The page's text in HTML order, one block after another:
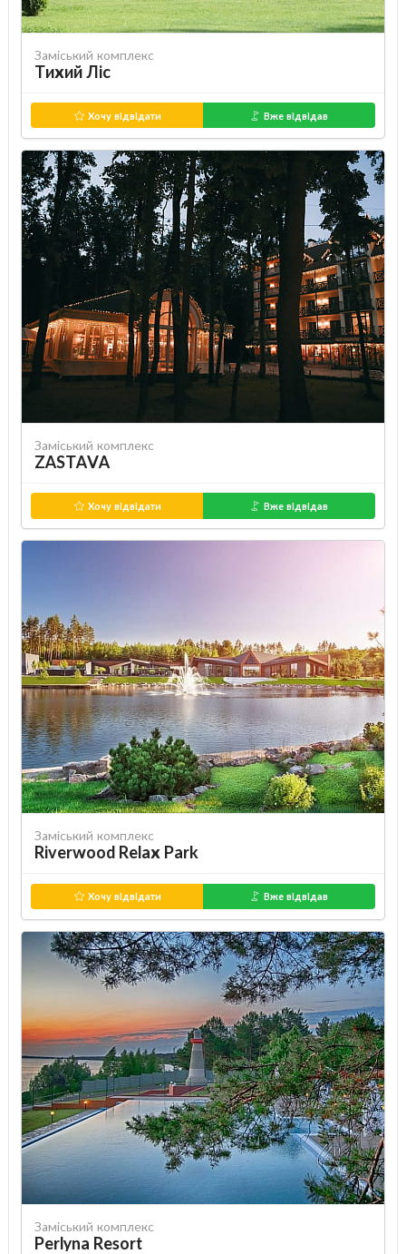
Заміський комплекс
Тихий Ліс
Хочу відвідати Вже відвідав
Заміський комплекс
ZASTAVA
Хочу відвідати Вже відвідав
Заміський комплекс
Riverwood Relax Park
Хочу відвідати Вже відвідав
Заміський комплекс
Perlyna Resort